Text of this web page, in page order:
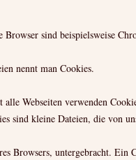
sind beispielsweise
nennt man Cookies.
Webseiten verwenden
sind kleine Dateien, die von
Browsers, untergebracht. Ein